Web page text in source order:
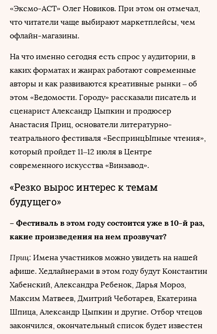
«Эксмо-АСТ» Олег Новиков. При этом он отмечал,
что читатели чаще выбирают маркетплейсы, чем
офлайн-магазины.
На что именно сегодня есть спрос у аудитории, в
каких форматах и жанрах работают современные
авторы и как развиваются креативные рынки – об
этом «Ведомости. Городу» рассказали писатель и
сценарист Александр Цыпкин и продюсер
Анастасия Приц, основатели литературно-
театрального фестиваля «БеспринцЫпные чтения»,
который пройдет 11–12 июля в Центре
современного искусства «Винзавод».
«Резко вырос интерес к темам
будущего»
– Фестиваль в этом году состоится уже в 10-й раз,
какие произведения на нем прозвучат?
Приц: Имена участников можно увидеть на нашей
афише. Хедлайнерами в этом году будут Константин
Хабенский, Александра Ребенок, Дарья Мороз,
Максим Матвеев, Дмитрий Чеботарев, Екатерина
Шпица, Александр Цыпкин и другие. Отбор чтецов
закончился, окончательный список будет известен